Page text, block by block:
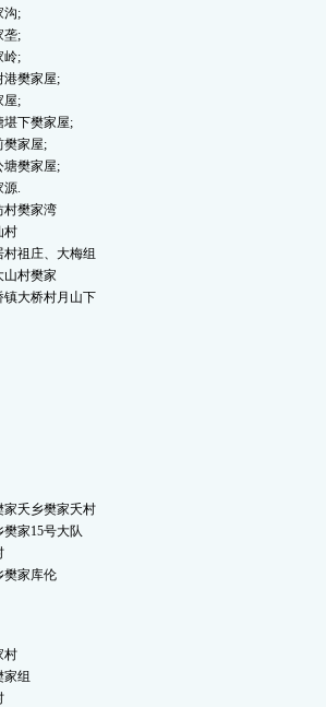
沟;
垄;
岭;
港樊家屋;
屋;
堪下樊家屋;
樊家屋;
塘樊家屋;
源.
村樊家湾
村
祖庄、大梅组
山村樊家
镇大桥村月山下
家夭乡樊家夭村
家15号大队
樊家库伦
村
组